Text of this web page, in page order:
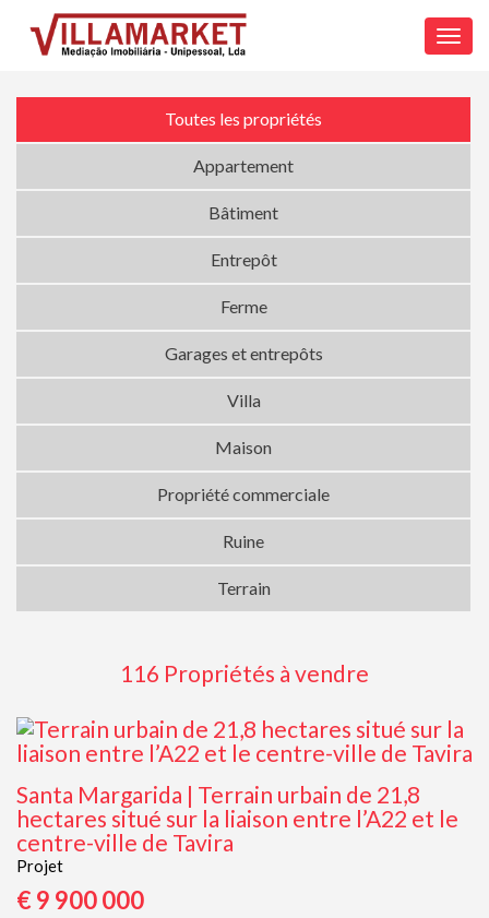
Toutes les propriétés
Appartement
Bâtiment
Entrepôt
Ferme
Garages et entrepôts
Villa
Maison
Propriété commerciale
Ruine
Terrain
116 Propriétés à vendre
Santa Margarida | Terrain urbain de 21,8
hectares situé sur la liaison entre l’A22 et le
centre-ville de Tavira
Projet
€ 9 900 000